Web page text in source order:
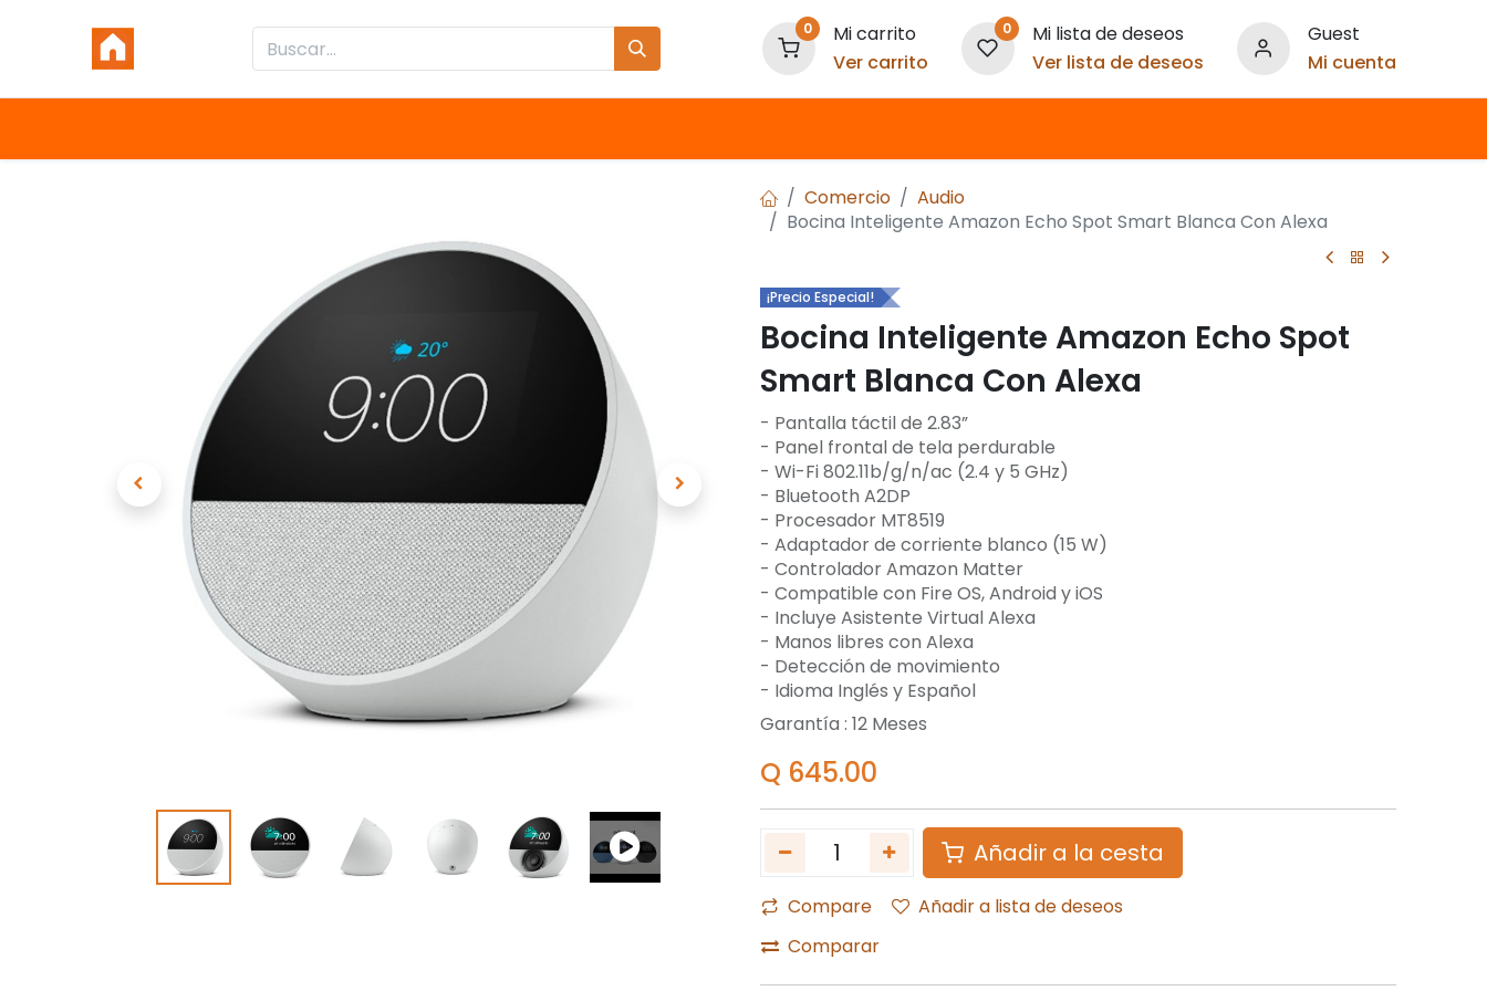
0
Mi carrito
Ver carrito
0
Mi lista de deseos
Ver lista de deseos
Guest
Mi cuenta
Comercio
Audio
Bocina Inteligente Amazon Echo Spot Smart Blanca Con Alexa
¡Precio Especial!
Bocina Inteligente Amazon Echo Spot
Smart Blanca Con Alexa
- Pantalla táctil de 2.83”
- Panel frontal de tela perdurable
- Wi-Fi 802.11b/g/n/ac (2.4 y 5 GHz)
- Bluetooth A2DP
- Procesador MT8519
- Adaptador de corriente blanco (15 W)
- Controlador Amazon Matter
- Compatible con Fire OS, Android y iOS
- Incluye Asistente Virtual Alexa
- Manos libres con Alexa
- Detección de movimiento
- Idioma Inglés y Español
Garantía : 12 Meses
Q 645.00
Añadir a la cesta
Compare
Añadir a lista de deseos
Comparar